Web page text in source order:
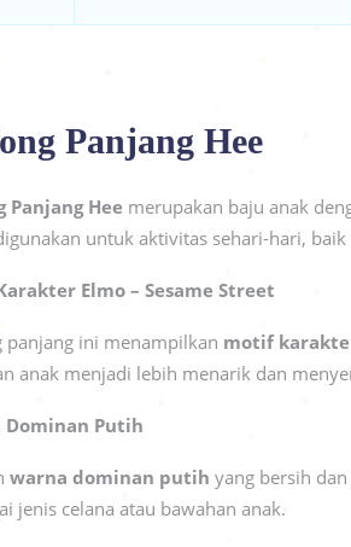
Panjang Hee
Panjang Hee merupakan baju anak
untuk aktivitas sehari-hari,
Elmo – Sesame Street
panjang ini menampilkan motif
anak menjadi lebih menarik dan
Dominan Putih
warna dominan putih yang bersih
jenis celana atau bawahan anak.